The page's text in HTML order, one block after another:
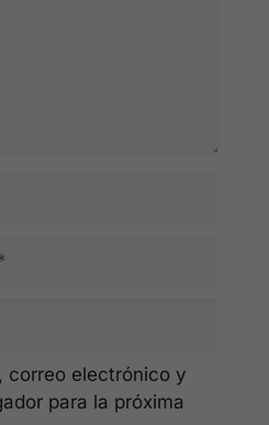
correo electrónico y
para la próxima